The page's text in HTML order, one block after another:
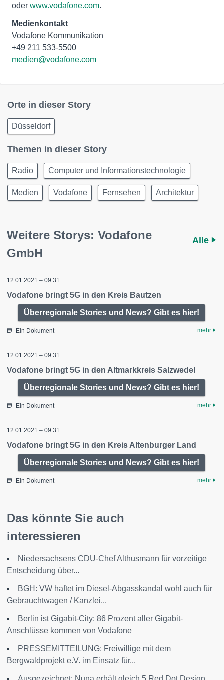
oder www.vodafone.com.
Medienkontakt
Vodafone Kommunikation
medien@vodafone.com
Orte in dieser Story
Düsseldorf
Themen in dieser Story
Radio Computer und Informationstechnologie
Medien Vodafone Fernsehen Architektur
Weitere Storys: Vodafone
GmbH
Alle
12.01.2021 – 09:31
Vodafone bringt 5G in den Kreis Bautzen
Überregionale Stories und News? Gibt es hier!
Ein Dokument mehr
12.01.2021 – 09:31
Vodafone bringt 5G in den Altmarkkreis Salzwedel
Überregionale Stories und News? Gibt es hier!
Ein Dokument mehr
12.01.2021 – 09:31
Vodafone bringt 5G in den Kreis Altenburger Land
Überregionale Stories und News? Gibt es hier!
Ein Dokument mehr
Das könnte Sie auch
interessieren
Niedersachsens CDU-Chef Althusmann für vorzeitige
Entscheidung über...
BGH: VW haftet im Diesel-Abgasskandal wohl auch für
Gebrauchtwagen / Kanzlei...
Berlin ist Gigabit-City: 86 Prozent aller Gigabit-
Anschlüsse kommen von Vodafone
PRESSEMITTEILUNG: Freiwillige mit dem
Bergwaldprojekt e.V. im Einsatz für...